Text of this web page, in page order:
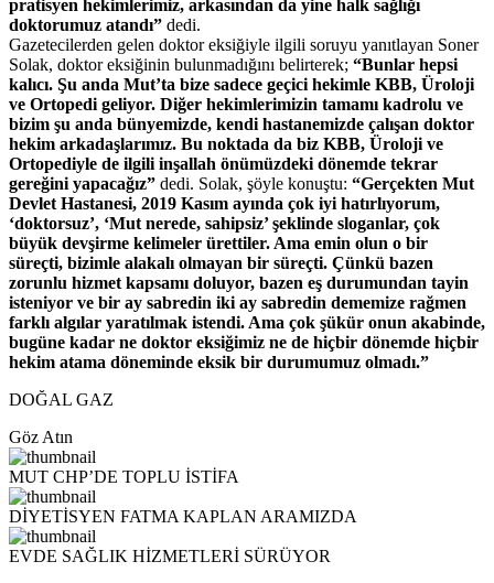
pratisyen hekimlerimiz, arkasından da yine halk sağlığı
doktorumuz atandı” dedi.
Gazetecilerden gelen doktor eksiğiyle ilgili soruyu yanıtlayan Soner
Solak, doktor eksiğinin bulunmadığını belirterek; “Bunlar hepsi
kalıcı. Şu anda Mut’ta bize sadece geçici hekimle KBB, Üroloji
ve Ortopedi geliyor. Diğer hekimlerimizin tamamı kadrolu ve
bizim şu anda bünyemizde, kendi hastanemizde çalışan doktor
hekim arkadaşlarımız. Bu noktada da biz KBB, Üroloji ve
Ortopediyle de ilgili inşallah önümüzdeki dönemde tekrar
gereğini yapacağız” dedi. Solak, şöyle konuştu: “Gerçekten Mut
Devlet Hastanesi, 2019 Kasım ayında çok iyi hatırlıyorum,
‘doktorsuz’, ‘Mut nerede, sahipsiz’ şeklinde sloganlar, çok
büyük devşirme kelimeler ürettiler. Ama emin olun o bir
süreçti, bizimle alakalı olmayan bir süreçti. Çünkü bazen
zorunlu hizmet kapsamı doluyor, bazen eş durumundan tayin
isteniyor ve bir ay sabredin iki ay sabredin dememize rağmen
farklı algılar yaratılmak istendi. Ama çok şükür onun akabinde,
bugüne kadar ne doktor eksiğimiz ne de hiçbir dönemde hiçbir
hekim atama döneminde eksik bir durumumuz olmadı.”
DOĞAL GAZ
Göz Atın
MUT CHP’DE TOPLU İSTİFA
DİYETİSYEN FATMA KAPLAN ARAMIZDA
EVDE SAĞLIK HİZMETLERİ SÜRÜYOR